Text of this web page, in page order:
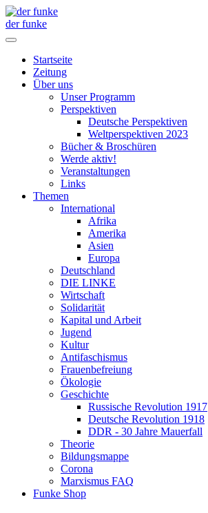
der funke
Startseite
Zeitung
Über uns
Unser Programm
Perspektiven
Deutsche Perspektiven
Weltperspektiven 2023
Bücher & Broschüren
Werde aktiv!
Veranstaltungen
Links
Themen
International
Afrika
Amerika
Asien
Europa
Deutschland
DIE LINKE
Wirtschaft
Solidarität
Kapital und Arbeit
Jugend
Kultur
Antifaschismus
Frauenbefreiung
Ökologie
Geschichte
Russische Revolution 1917
Deutsche Revolution 1918
DDR - 30 Jahre Mauerfall
Theorie
Bildungsmappe
Corona
Marxismus FAQ
Funke Shop